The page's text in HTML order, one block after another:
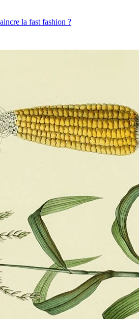
la fast fashion ?